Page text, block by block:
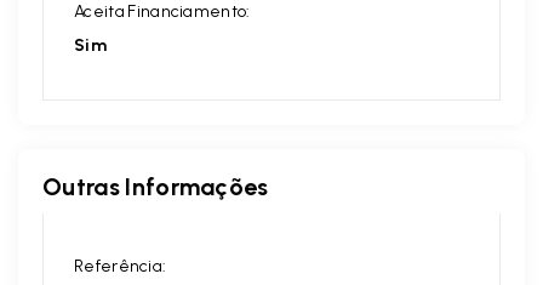
Aceita Financiamento:
Sim
Outras Informações
Referência: